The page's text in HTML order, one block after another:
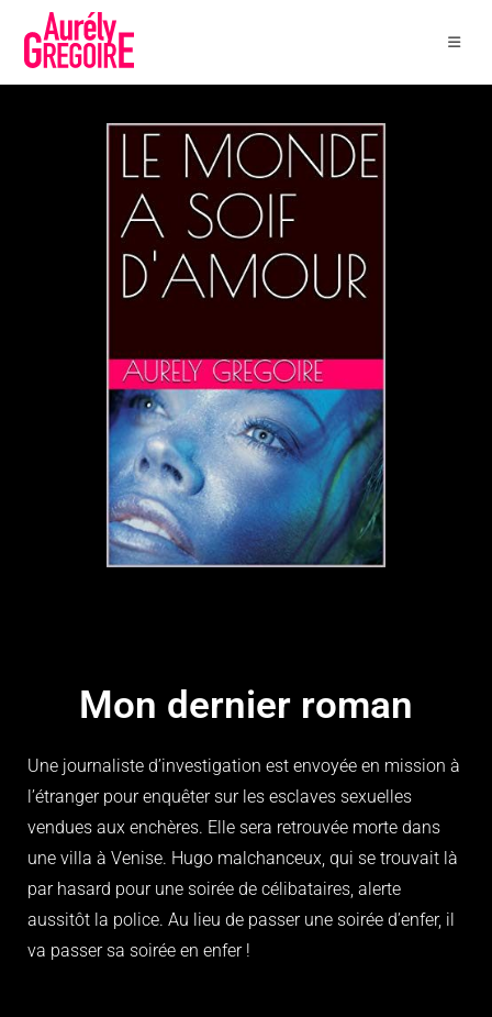
Mon dernier roman
Une journaliste d’investigation est envoyée en mission à
l’étranger pour enquêter sur les esclaves sexuelles
vendues aux enchères. Elle sera retrouvée morte dans
une villa à Venise. Hugo malchanceux, qui se trouvait là
par hasard pour une soirée de célibataires, alerte
aussitôt la police. Au lieu de passer une soirée d’enfer, il
va passer sa soirée en enfer !